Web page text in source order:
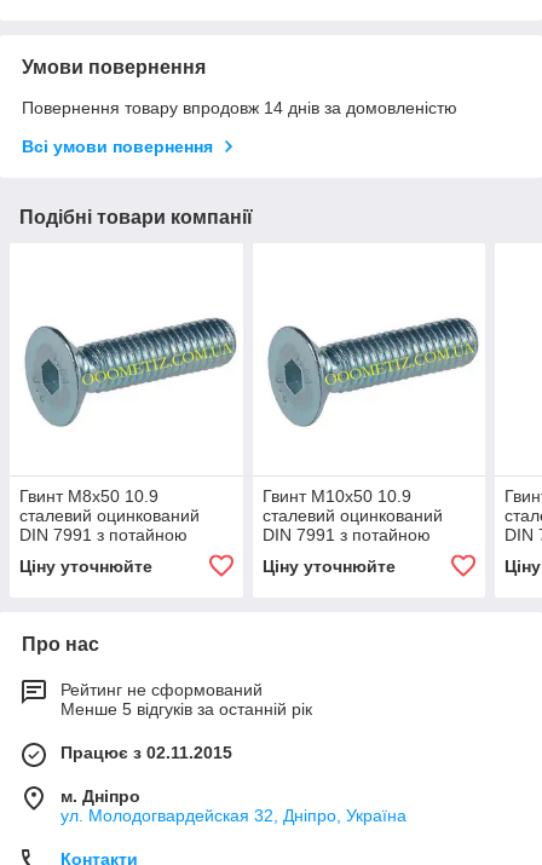
Умови повернення
Повернення товару впродовж 14 днів за домовленістю
Всі умови повернення
Подібні товари компанії
Гвинт М8х50 10.9
сталевий оцинкований
DIN 7991 з потайною
шестигранником
Ціну уточнюйте
Гвинт М10х50 10.9
сталевий оцинкований
DIN 7991 з потайною
шестигранником
Ціну уточнюйте
DIN
Про нас
Рейтинг не сформований
Менше 5 відгуків за останній рік
Працює з 02.11.2015
м. Дніпро
ул. Молодогвардейская 32, Дніпро, Україна
Контакти